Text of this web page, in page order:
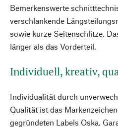
Bemerkenswerte
verschlankende
sowie kurze Seitenschlitze.
länger als das Vorderteil.
Individuell, kreativ,
Individualität durch
Qualität ist das
gegründeten Labels Oska.